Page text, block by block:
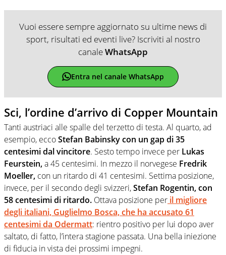
Vuoi essere sempre aggiornato su ultime news di
sport, risultati ed eventi live? Iscriviti al nostro
canaleWhatsApp
Entra nel canale WhatsApp
Sci, l’ordine d’arrivo di Copper Mountain
Tanti austriaci alle spalle del terzetto di testa. Al quarto, ad
esempio, eccoStefan Babinsky con un gap di 35
centesimi dal vincitore. Sesto tempo invece per Lukas
Feurstein,a 45 centesimi. In mezzo il norvegese Fredrik
Moeller, con un ritardo di 41 centesimi. Settima posizione,
invece, per il secondo degli svizzeri,Stefan Rogentin, con
58 centesimi di ritardo. Ottava posizione per il migliore
degli italiani, Guglielmo Bosca, che ha accusato 61
centesimi da Odermatt: rientro positivo per lui dopo aver
saltato, di fatto, l’intera stagione passata. Una bella iniezione
di fiducia in vista dei prossimi impegni.